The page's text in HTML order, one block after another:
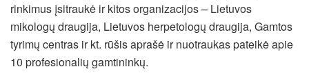
rinkimus įsitraukė ir kitos organizacijos – Lietuvos
mikologų draugija, Lietuvos herpetologų draugija, Gamtos
tyrimų centras ir kt. rūšis aprašė ir nuotraukas pateikė apie
10 profesionalių gamtininkų.